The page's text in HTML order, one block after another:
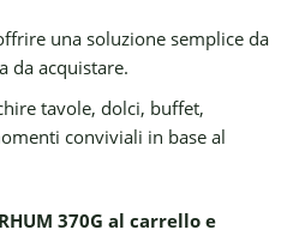
una soluzione semplice da
da acquistare.
tavole, dolci, buffet,
conviviali in base al
370G al carrello e